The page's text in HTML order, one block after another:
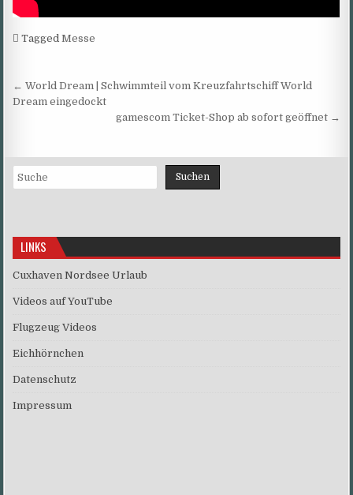
TaggedMesse
Beitragsnavigation
← World Dream | Schwimmteil vom Kreuzfahrtschiff World
Dream eingedockt
gamescom Ticket-Shop ab sofort geöffnet →
Suchen Suchen
LINKS
Cuxhaven Nordsee Urlaub
Videos auf YouTube
Flugzeug Videos
Eichhörnchen
Datenschutz
Impressum